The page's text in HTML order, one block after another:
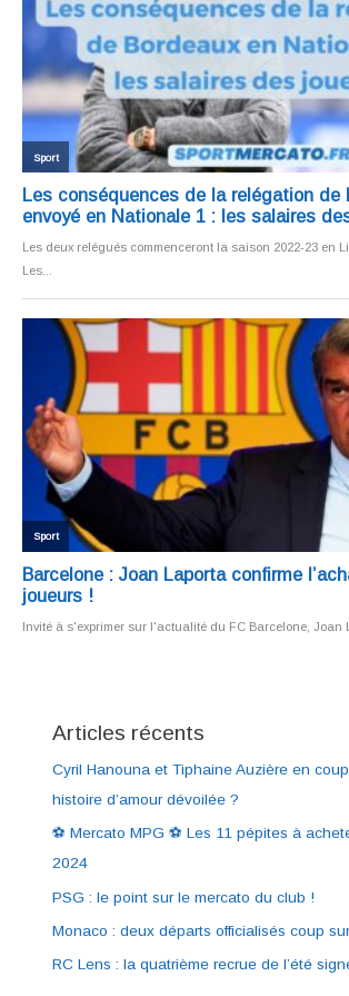
Articles récents
Cyril Hanouna et Tiphaine Auzière en
histoire d’amour dévoilée ?
⚽ Mercato MPG ⚽ Les 11 pépites à
2024
PSG : le point sur le mercato du club !
Monaco : deux départs officialisés coup
RC Lens : la quatrième recrue de l’été